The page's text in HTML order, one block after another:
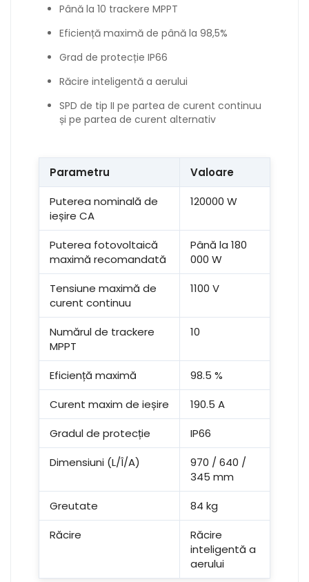
Până la 10 trackere MPPT
Eficiență maximă de până la 98,5%
Grad de protecție IP66
Răcire inteligentă a aerului
SPD de tip II pe partea de curent continuu
și pe partea de curent alternativ
Parametru
Valoare
Puterea nominală de
ieșire CA
120000 W
Puterea fotovoltaică
maximă recomandată
Până la 180
000 W
Tensiune maximă de
curent continuu
1100 V
Numărul de trackere
MPPT
10
Eficiență maximă
98.5 %
Curent maxim de ieșire
190.5 A
Gradul de protecție
IP66
Dimensiuni (L/Î/A)
970 / 640 /
345 mm
Greutate
84 kg
Răcire
Răcire
inteligentă a
aerului